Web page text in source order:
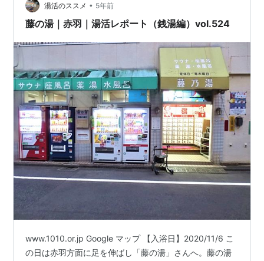
あの人が言っているのが聞こえて来そうですw さて、1時
間近くバスに揺られてようやく最寄りの京田バス停到
湯活のススメ • 5年前
藤の湯｜赤羽｜湯活レポート（銭湯編）vol.524
www.1010.or.jp Google マップ 【入浴日】2020/11/6 こ
の日は赤羽方面に足を伸ばし「藤の湯」さんへ。藤の湯